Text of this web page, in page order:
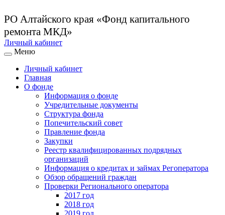
РО Алтайского края «Фонд капитального
ремонта МКД»
Личный кабинет
Меню
Личный кабинет
Главная
О фонде
Информация о фонде
Учредительные документы
Структура фонда
Попечительский совет
Правление фонда
Закупки
Реестр квалифицированных подрядных
организаций
Информация о кредитах и займах Регоператора
Обзор обращений граждан
Проверки Регионального оператора
2017 год
2018 год
2019 год